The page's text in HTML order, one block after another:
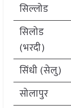
सिल्लोड
सिलोड
(भरदी)
सिंधी (सेलु)
सोलापुर